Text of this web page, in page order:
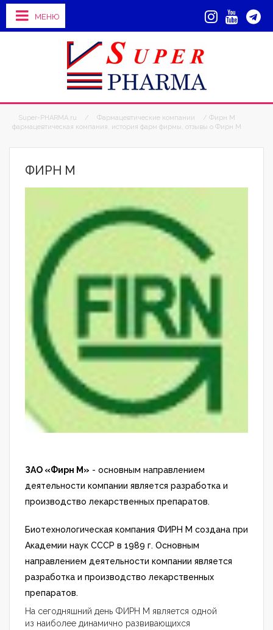
МЕНЮ
Super-PHARMA.ru / Фармацевтические компании
/ Фирн М
фармацевтическая компания, история фарм фирмы, отзывы о Фирн М
ФИРН М
ЗАО «Фирн М» - основным направлением
деятельности компании является разработка и
производство лекарственных препаратов.
Биотехнологическая компания ФИРН М создана при
Академии наук СССР в 1989 г. Основным
направлением деятельности компании является
разработка и производство лекарственных
препаратов.
На сегодняшний день ФИРН М является одной
из наиболее динамично развивающихся